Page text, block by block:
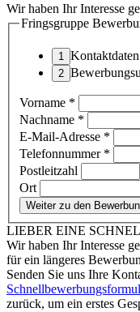
Wir haben Ihr Interesse
Fringsgruppe
Kontaktdaten
Vorname *
Nachname *
E-Mail-Adresse *
Telefonnummer *
Postleitzahl
Ort
Weiter zu den
LIEBER EINE
Wir haben Ihr Interesse
für ein längeres
Senden Sie uns Ihre
zurück, um ein erstes